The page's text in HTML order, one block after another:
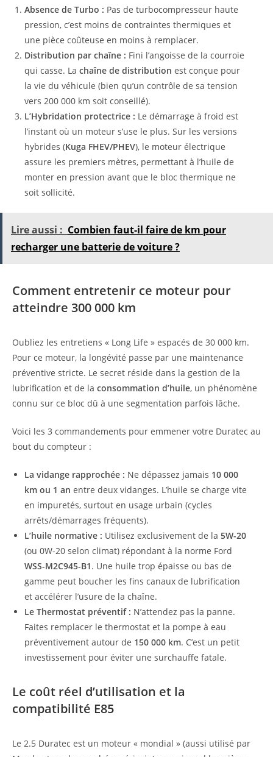
Absence de Turbo : Pas de turbocompresseur haute
pression, c’est moins de contraintes thermiques et
une pièce coûteuse en moins à remplacer.
Distribution par chaîne : Fini l’angoisse de la courroie
qui casse. La chaîne de distribution est conçue pour
la vie du véhicule (bien qu’un contrôle de sa tension
vers 200 000 km soit conseillé).
L’Hybridation protectrice : Le démarrage à froid est
l’instant où un moteur s’use le plus. Sur les versions
hybrides (Kuga FHEV/PHEV), le moteur électrique
assure les premiers mètres, permettant à l’huile de
monter en pression avant que le bloc thermique ne
soit sollicité.
Lire aussi : Combien faut-il faire de km pour
recharger une batterie de voiture ?
Comment entretenir ce moteur pour
atteindre 300 000 km
Oubliez les entretiens « Long Life » espacés de 30 000 km.
Pour ce moteur, la longévité passe par une maintenance
préventive stricte. Le secret réside dans la gestion de la
lubrification et de la consommation d’huile, un phénomène
connu sur ce bloc dû à une segmentation parfois lâche.
Voici les 3 commandements pour emmener votre Duratec au
bout du compteur :
La vidange rapprochée : Ne dépassez jamais 10 000
km ou 1 an entre deux vidanges. L’huile se charge vite
en impuretés, surtout en usage urbain (cycles
arrêts/démarrages fréquents).
L’huile normative : Utilisez exclusivement de la 5W-20
(ou 0W-20 selon climat) répondant à la norme Ford
WSS-M2C945-B1. Une huile trop épaisse ou bas de
gamme peut boucher les fins canaux de lubrification
et accélérer l’usure de la chaîne.
Le Thermostat préventif : N’attendez pas la panne.
Faites remplacer le thermostat et la pompe à eau
préventivement autour de 150 000 km. C’est un petit
investissement pour éviter une surchauffe fatale.
Le coût réel d’utilisation et la
compatibilité E85
Le 2.5 Duratec est un moteur « mondial » (aussi utilisé par